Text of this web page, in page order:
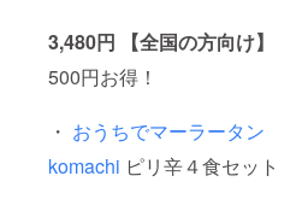
3,480円 【全国の方向け】
500円お得！
・ おうちでマーラータン
komachi ピリ辛４食セット